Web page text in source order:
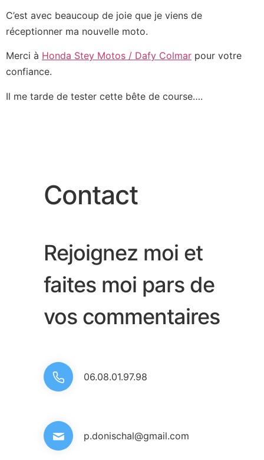
C’est avec beaucoup de joie que je viens de
réceptionner ma nouvelle moto.
Merci à Honda Stey Motos / Dafy Colmar pour votre
confiance.
Il me tarde de tester cette bête de course….
Contact
Rejoignez moi et
faites moi pars de
vos commentaires
06.08.01.97.98
p.donischal@gmail.com